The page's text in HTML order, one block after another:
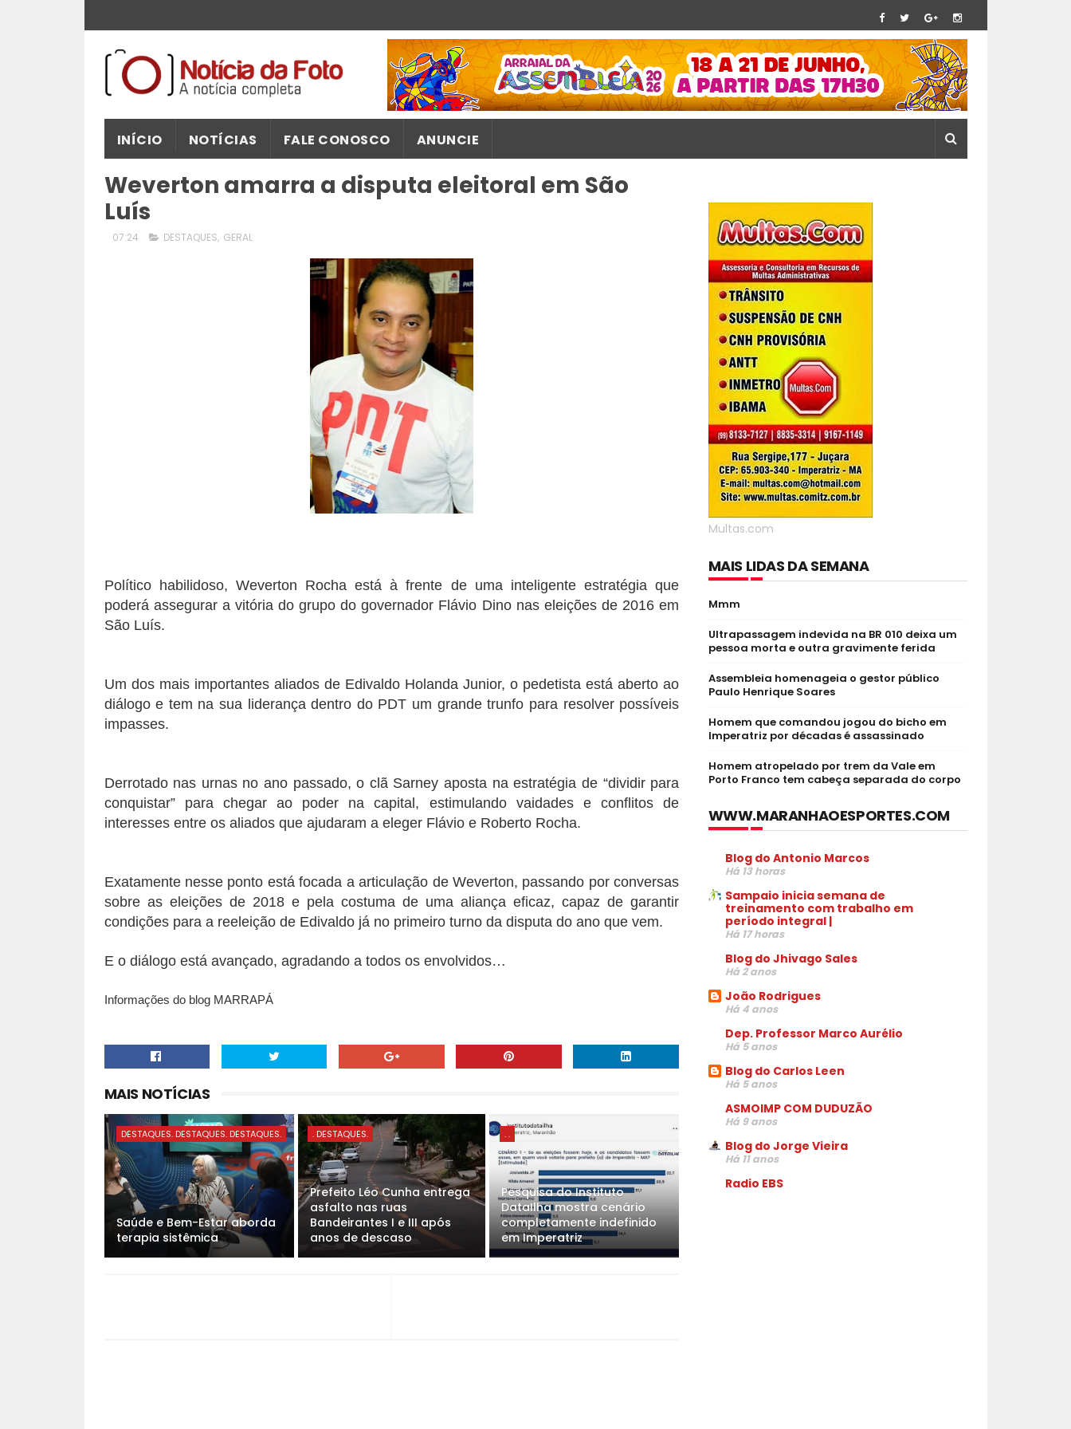
INÍCIO NOTÍCIAS FALE CONOSCO ANUNCIE
Weverton amarra a disputa eleitoral em São
Luís
07:24 DESTAQUES, GERAL
Político habilidoso, Weverton Rocha está à frente de uma inteligente estratégia que
poderá assegurar a vitória do grupo do governador Flávio Dino nas eleições de 2016 em
São Luís.
Um dos mais importantes aliados de Edivaldo Holanda Junior, o pedetista está aberto ao
diálogo e tem na sua liderança dentro do PDT um grande trunfo para resolver possíveis
impasses.
Derrotado nas urnas no ano passado, o clã Sarney aposta na estratégia de “dividir para
conquistar” para chegar ao poder na capital, estimulando vaidades e conflitos de
interesses entre os aliados que ajudaram a eleger Flávio e Roberto Rocha.
Exatamente nesse ponto está focada a articulação de Weverton, passando por conversas
sobre as eleições de 2018 e pela costuma de uma aliança eficaz, capaz de garantir
condições para a reeleição de Edivaldo já no primeiro turno da disputa do ano que vem.
E o diálogo está avançado, agradando a todos os envolvidos…
Informações do blog MARRAPÁ
MAIS NOTÍCIAS
DESTAQUES. DESTAQUES. DESTAQUES.
Saúde e Bem-Estar aborda
terapia sistêmica
. DESTAQUES.
Prefeito Léo Cunha entrega
asfalto nas ruas
Bandeirantes I e III após
anos de descaso
. .
Pesquisa do Instituto
DataIlha mostra cenário
completamente indefinido
em Imperatriz
Multas.com
MAIS LIDAS DA SEMANA
Mmm
Ultrapassagem indevida na BR 010 deixa um
pessoa morta e outra gravimente ferida
Assembleia homenageia o gestor público
Paulo Henrique Soares
Homem que comandou jogou do bicho em
Imperatriz por décadas é assassinado
Homem atropelado por trem da Vale em
Porto Franco tem cabeça separada do corpo
WWW.MARANHAOESPORTES.COM
Blog do Antonio Marcos
Há 13 horas
Sampaio inicia semana de
treinamento com trabalho em
período integral |
Há 17 horas
Blog do Jhivago Sales
Há 2 anos
João Rodrigues
Há 4 anos
Dep. Professor Marco Aurélio
Há 5 anos
Blog do Carlos Leen
Há 5 anos
ASMOIMP COM DUDUZÃO
Há 9 anos
Blog do Jorge Vieira
Há 11 anos
Radio EBS